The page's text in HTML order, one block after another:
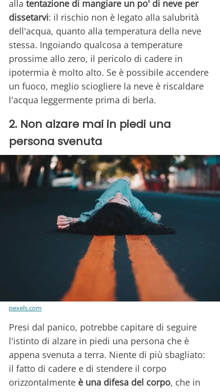
alla tentazione di mangiare un po' di neve per
dissetarvi: il rischio non è legato alla salubrità
dell'acqua, quanto alla temperatura della neve
stessa. Ingoiando qualcosa a temperature
prossime allo zero, il pericolo di cadere in
ipotermia è molto alto. Se è possibile accendere
un fuoco, meglio sciogliere la neve è riscaldare
l'acqua leggermente prima di berla.
2. Non alzare mai in piedi una
persona svenuta
pexels.com
Presi dal panico, potrebbe capitare di seguire
l'istinto di alzare in piedi una persona che è
appena svenuta a terra. Niente di più sbagliato:
il fatto di cadere e di stendere il corpo
orizzontalmente è una difesa del corpo, che in